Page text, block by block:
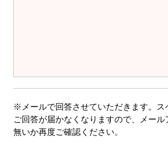
※メールで回答させていただきます。ス
ご回答が届かなくなりますので、メー
無いか再度ご確認ください。